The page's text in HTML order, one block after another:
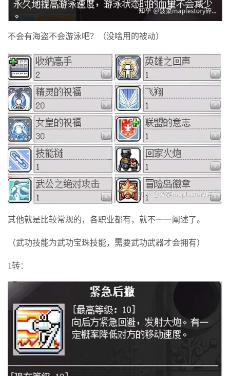
不会有海盗不会游泳吧？（没啥用的被动）
其他就是比较常规的，各职业都有，就不一一阐述了。
（武功技能为武功宝珠技能，需要武功武器才会拥有）
1转：